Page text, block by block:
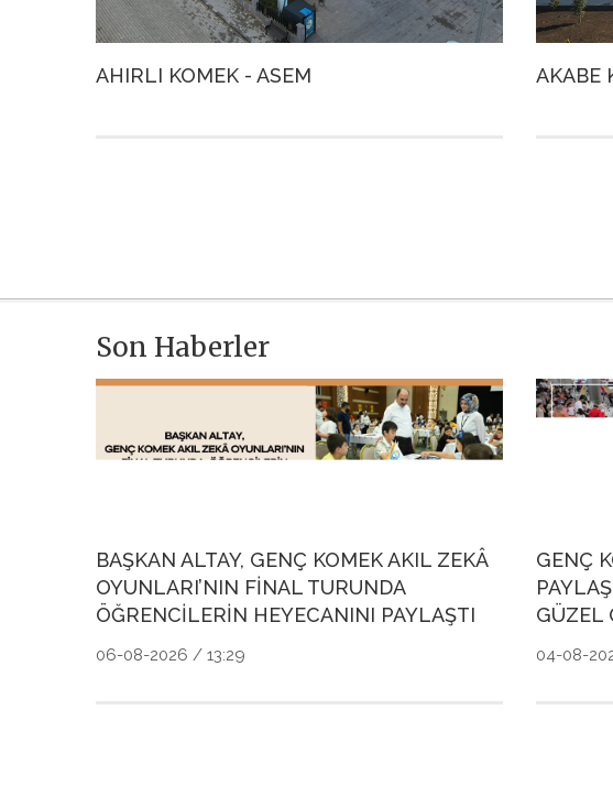
AHIRLI KOMEK - ASEM AKABE
Son Haberler
BAŞKAN ALTAY, GENÇ KOMEK AKIL ZEKÂ
OYUNLARI’NIN FİNAL TURUNDA
ÖĞRENCİLERİN HEYECANINI PAYLAŞTI
06-08-2026 / 13:29
GENÇ
GÜZEL
04-08-